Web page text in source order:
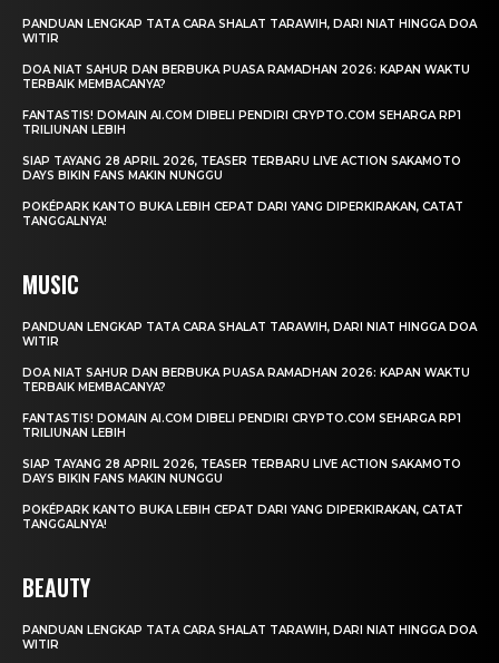
PANDUAN LENGKAP TATA CARA SHALAT TARAWIH, DARI NIAT HINGGA DOA
WITIR
DOA NIAT SAHUR DAN BERBUKA PUASA RAMADHAN 2026: KAPAN WAKTU
TERBAIK MEMBACANYA?
FANTASTIS! DOMAIN AI.COM DIBELI PENDIRI CRYPTO.COM SEHARGA RP1
TRILIUNAN LEBIH
SIAP TAYANG 28 APRIL 2026, TEASER TERBARU LIVE ACTION SAKAMOTO
DAYS BIKIN FANS MAKIN NUNGGU
POKÉPARK KANTO BUKA LEBIH CEPAT DARI YANG DIPERKIRAKAN, CATAT
TANGGALNYA!
MUSIC
PANDUAN LENGKAP TATA CARA SHALAT TARAWIH, DARI NIAT HINGGA DOA
WITIR
DOA NIAT SAHUR DAN BERBUKA PUASA RAMADHAN 2026: KAPAN WAKTU
TERBAIK MEMBACANYA?
FANTASTIS! DOMAIN AI.COM DIBELI PENDIRI CRYPTO.COM SEHARGA RP1
TRILIUNAN LEBIH
SIAP TAYANG 28 APRIL 2026, TEASER TERBARU LIVE ACTION SAKAMOTO
DAYS BIKIN FANS MAKIN NUNGGU
POKÉPARK KANTO BUKA LEBIH CEPAT DARI YANG DIPERKIRAKAN, CATAT
TANGGALNYA!
BEAUTY
PANDUAN LENGKAP TATA CARA SHALAT TARAWIH, DARI NIAT HINGGA DOA
WITIR